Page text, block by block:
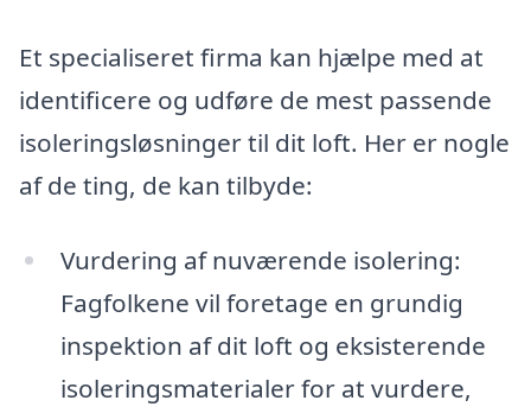
Et specialiseret firma kan hjælpe med at
identificere og udføre de mest passende
isoleringsløsninger til dit loft. Her er nogle
af de ting, de kan tilbyde:
Vurdering af nuværende isolering:
Fagfolkene vil foretage en grundig
inspektion af dit loft og eksisterende
isoleringsmaterialer for at vurdere,